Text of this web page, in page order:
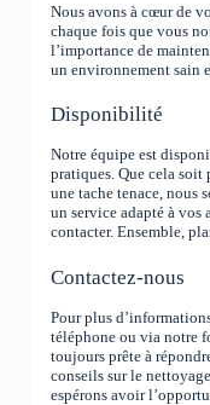
Nous avons à cœur de
chaque fois que vous
l’importance de
un environnement sain
Disponibilité
Notre équipe est
pratiques. Que cela
une tache tenace, nous
un service adapté à vos
contacter. Ensemble,
Contactez-nous
Pour plus
téléphone ou via notre
toujours prête à
conseils sur le
espérons avoir